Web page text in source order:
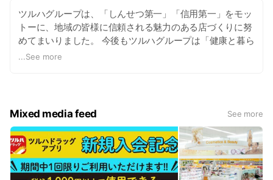
ツルハグループは、「しんせつ第一」「信用第一」をモッ
トーに、地域の皆様に信頼される魅力のある店づくりに努
めてまいりました。 今後もツルハグループは「健康と暮ら
しのパートナー」を合言葉に医薬品から毎日の生活に役立
...See more
Mixed media feed See more